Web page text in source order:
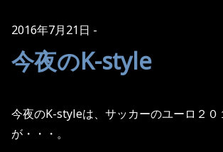
2016年7月21日
今夜のK-style
今夜のK-styleは、サッカーのユーロ２０
が・・・。